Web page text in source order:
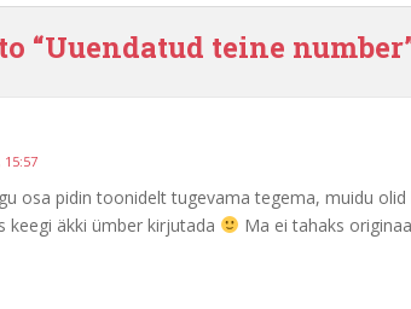
“Uuendatud teine
15:57
osa pidin toonidelt tugevama tegema, muidu
keegi äkki ümber kirjutada
Ma ei tahaks